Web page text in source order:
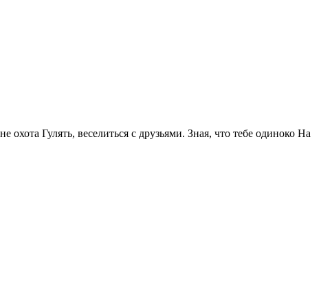
Гулять, веселиться с друзьями. Зная, что тебе одиноко На